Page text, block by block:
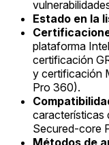
Estado en la
plataforma
certificación
y certificación
Pro 360).
características
Secured-core